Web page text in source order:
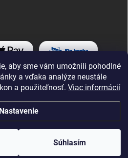
aby sme vám umožnili pohodlné
a vďaka analýze neustále
a použiteľnosť. Viac informácií
Nastavenie
Súhlasím
Vytvoril Shoptet
. Všetky práva vyhradené.